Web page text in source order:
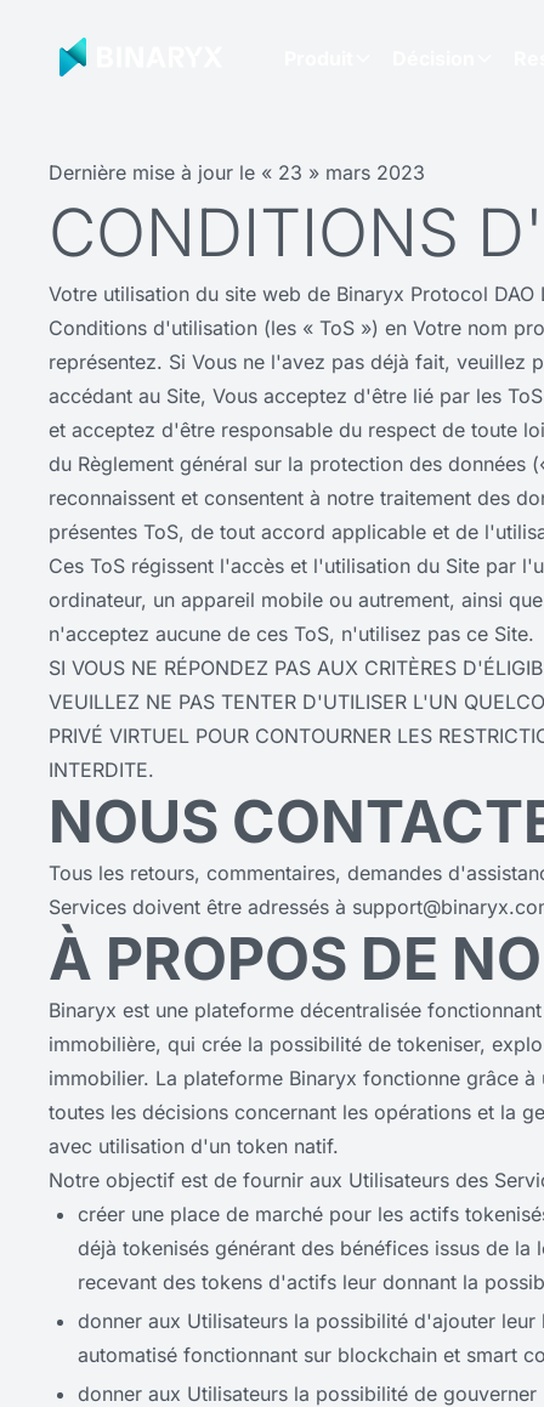
Dernière mise à jour le « 23 » mars 2023
CONDITIONS
Votre utilisation du site web de Binaryx Protocol
Conditions d'utilisation (les « ToS ») en Votre nom
représentez. Si Vous ne l'avez pas déjà fait, veuillez
accédant au Site, Vous acceptez d'être lié par les
et acceptez d'être responsable du respect de toute
du Règlement général sur la protection des données
reconnaissent et consentent à notre traitement des
présentes ToS, de tout accord applicable et de
Ces ToS régissent l'accès et l'utilisation du Site par
ordinateur, un appareil mobile ou autrement, ainsi
n'acceptez aucune de ces ToS, n'utilisez pas ce Site.
SI VOUS NE RÉPONDEZ PAS AUX CRITÈRES
VEUILLEZ NE PAS TENTER D'UTILISER L'UN
PRIVÉ VIRTUEL POUR CONTOURNER LES
INTERDITE.
NOUS
Tous les retours, commentaires, demandes
Services doivent être adressés à
À PROPOS DE
Binaryx est une plateforme décentralisée
immobilière, qui crée la possibilité de tokeniser,
immobilier. La plateforme Binaryx fonctionne grâce
toutes les décisions concernant les opérations et la
avec utilisation d'un token natif.
Notre objectif est de fournir aux Utilisateurs des
créer une place de marché pour les actifs
déjà tokenisés générant des bénéfices issus de
recevant des tokens d'actifs leur donnant la
donner aux Utilisateurs la possibilité d'ajouter
automatisé fonctionnant sur blockchain et smart
donner aux Utilisateurs la possibilité de